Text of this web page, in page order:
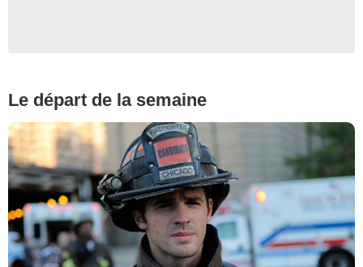
Le départ de la semaine